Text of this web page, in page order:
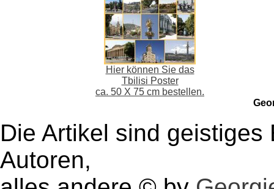
Hier können Sie das
Tbilisi Poster
ca. 50 X 75 cm bestellen.
Die Artikel sind
Autoren,